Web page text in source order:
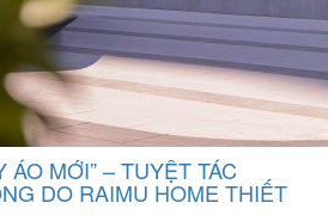
ÁO MỚI” – TUYỆT TÁC
DO RAIMU HOME THIẾT